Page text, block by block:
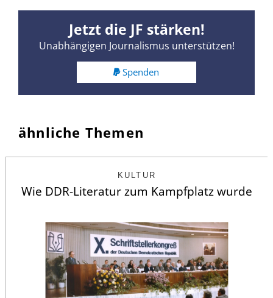
Jetzt die JF stärken!
Unabhängigen Journalismus unterstützen!
Spenden
ähnliche Themen
KULTUR
Wie DDR-Literatur zum Kampfplatz wurde